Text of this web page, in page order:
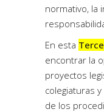
normativo, la
En esta
encontrar la
proyectos
colegiaturas
de los